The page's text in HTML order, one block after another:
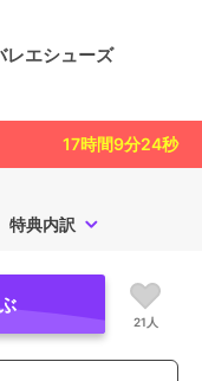
レエシューズ
17時間9分22秒
特典内訳
21人